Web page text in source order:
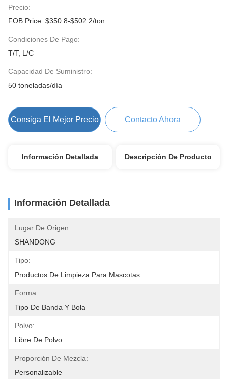
Precio:
FOB Price: $350.8-$502.2/ton
Condiciones De Pago:
T/T, L/C
Capacidad De Suministro:
50 toneladas/día
Consiga El Mejor Precio Contacto Ahora
Información Detallada Descripción De Producto
Información Detallada
Lugar De Origen:
SHANDONG
Tipo:
Productos De Limpieza Para Mascotas
Forma:
Tipo De Banda Y Bola
Polvo:
Libre De Polvo
Proporción De Mezcla:
Personalizable